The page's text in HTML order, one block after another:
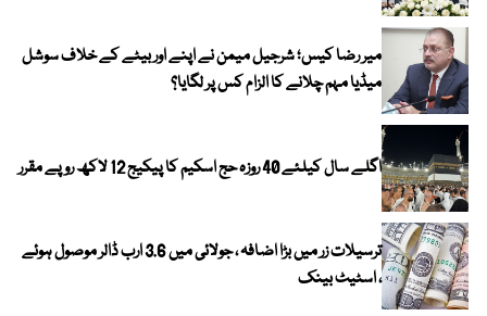
میر رضا کیس؛ شرجیل میمن نے اپنے اور بیٹے کے خلاف سوشل
میڈیا مہم چلانے کا الزام کس پر لگایا؟
اگلے سال کیلئے 40 روزہ حج اسکیم کا پیکیج 12 لاکھ روپے مقرر
ترسیلات زر میں بڑا اضافہ ، جولائی میں 3.6 ارب ڈالر موصول ہوئے
، اسٹیٹ بینک